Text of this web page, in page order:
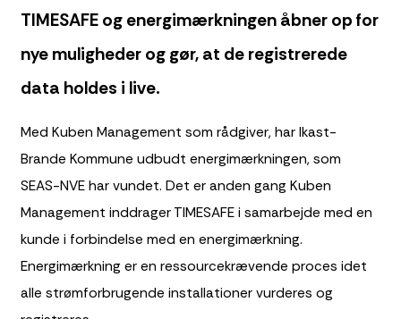
TIMESAFE og energimærkningen åbner op for
nye muligheder og gør, at de registrerede
data holdes i live.
Med Kuben Management som rådgiver, har Ikast-
Brande Kommune udbudt energimærkningen, som
SEAS-NVE har vundet. Det er anden gang Kuben
Management inddrager TIMESAFE i samarbejde med en
kunde i forbindelse med en energimærkning.
Energimærkning er en ressourcekrævende proces idet
alle strømforbrugende installationer vurderes og